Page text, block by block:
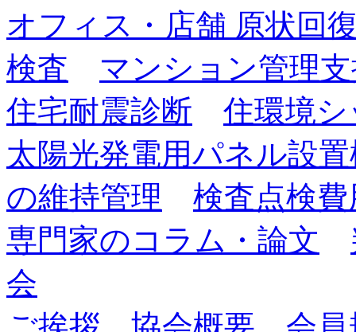
オフィス・店舗 原状回
検査
マンション管理
住宅耐震診断
住環境
太陽光発電用パネル設
の維持管理
検査点検費
専門家のコラム・論文
会